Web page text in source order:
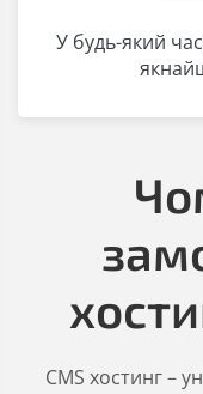
У будь-який
CMS хостинг –